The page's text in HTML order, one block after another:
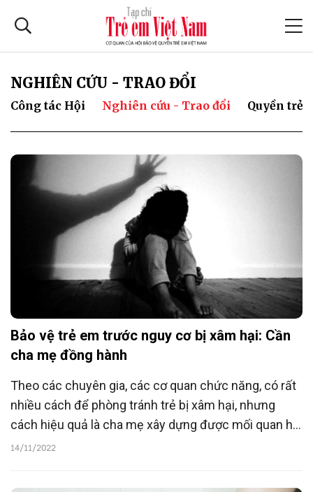
NGHIÊN CỨU - TRAO ĐỔI
Công tác Hội Nghiên cứu - Trao đổi Quyền trẻ
Bảo vệ trẻ em trước nguy cơ bị xâm hại: Cần
cha mẹ đồng hành
Theo các chuyên gia, các cơ quan chức năng, có rất
nhiều cách để phòng tránh trẻ bị xâm hại, nhưng
cách hiệu quả là cha mẹ xây dựng được mối quan hệ
đồng hành với trẻ, để trẻ tin cậy và tìm kiếm sự hỗ trợ
14/11/2022